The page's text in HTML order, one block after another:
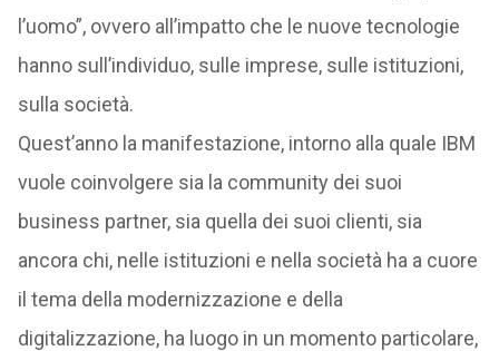
l’uomo”, ovvero all’impatto che le nuove tecnologie
hanno sull’individuo, sulle imprese, sulle istituzioni,
sulla società.
Quest’anno la manifestazione, intorno alla quale IBM
vuole coinvolgere sia la community dei suoi
business partner, sia quella dei suoi clienti, sia
ancora chi, nelle istituzioni e nella società ha a cuore
il tema della modernizzazione e della
digitalizzazione, ha luogo in un momento particolare,